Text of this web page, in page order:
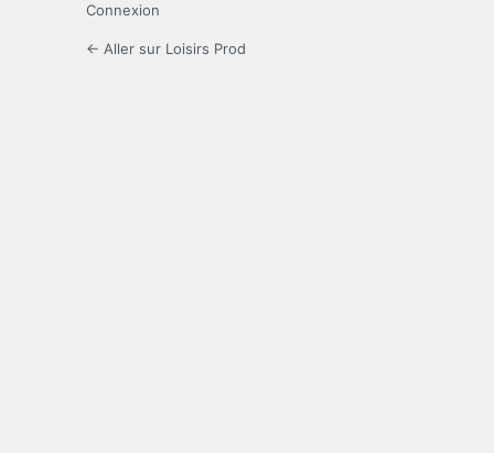
Connexion
← Aller sur Loisirs Prod